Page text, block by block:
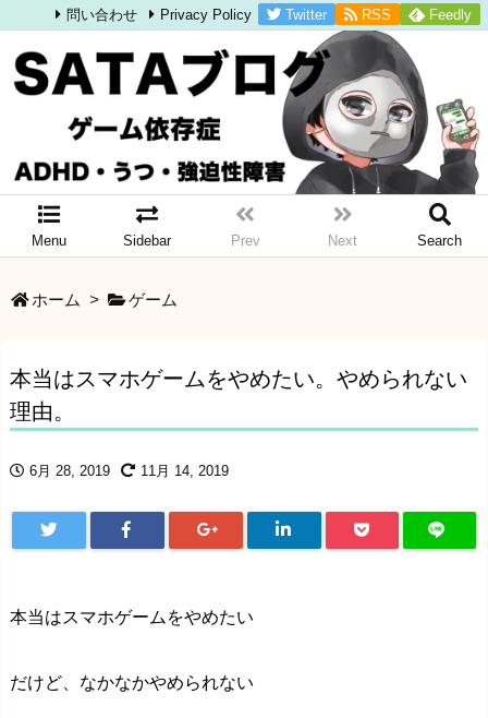
Menu Sidebar Prev Next Search
問い合わせ Privacy Policy Twitter RSS Feedly
ホーム > ゲーム
本当はスマホゲームをやめたい。やめられない
理由。
6月 28, 2019 11月 14, 2019
本当はスマホゲームをやめたい
だけど、なかなかやめられない